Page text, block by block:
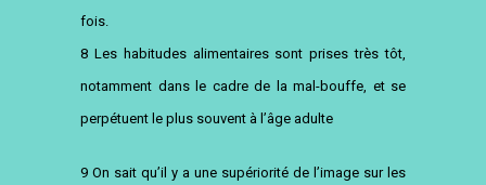
fois.
8 Les habitudes alimentaires sont prises très tôt,
notamment dans le cadre de la mal-bouffe, et se
perpétuent le plus souvent à l’âge adulte
9 On sait qu’il y a une supériorité de l’image sur les